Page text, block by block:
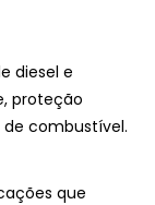
diesel e
proteção
combustível.
que